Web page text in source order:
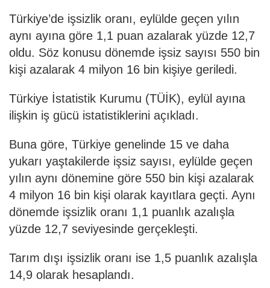
Türkiye’de işsizlik oranı, eylülde geçen yılın
aynı ayına göre 1,1 puan azalarak yüzde 12,7
oldu. Söz konusu dönemde işsiz sayısı 550 bin
kişi azalarak 4 milyon 16 bin kişiye geriledi.
Türkiye İstatistik Kurumu (TÜİK), eylül ayına
ilişkin iş gücü istatistiklerini açıkladı.
Buna göre, Türkiye genelinde 15 ve daha
yukarı yaştakilerde işsiz sayısı, eylülde geçen
yılın aynı dönemine göre 550 bin kişi azalarak
4 milyon 16 bin kişi olarak kayıtlara geçti. Aynı
dönemde işsizlik oranı 1,1 puanlık azalışla
yüzde 12,7 seviyesinde gerçekleşti.
Tarım dışı işsizlik oranı ise 1,5 puanlık azalışla
14,9 olarak hesaplandı.